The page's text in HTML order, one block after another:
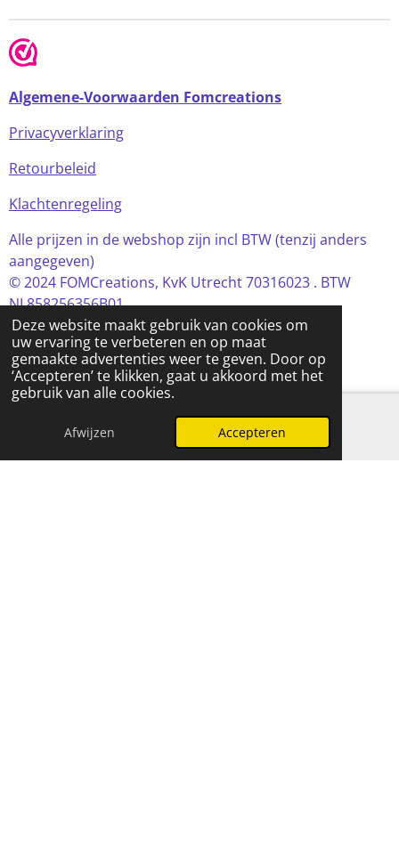
Deze website maakt gebruik van cookies om
uw ervaring te verbeteren en op maat
gemaakte advertenties weer te geven. Door op
‘Accepteren’ te klikken, gaat u akkoord met het
gebruik van alle cookies.
Afwijzen Accepteren
Algemene-Voorwaarden Fomcreations
Privacyverklaring
Retourbeleid
Klachtenregeling
Alle prijzen in de webshop zijn incl BTW (tenzij anders
aangegeven)
© 2024 FOMCreations, KvK Utrecht 70316023 . BTW
NL858256356B01
Powered byJouwWeb
E-mailadres